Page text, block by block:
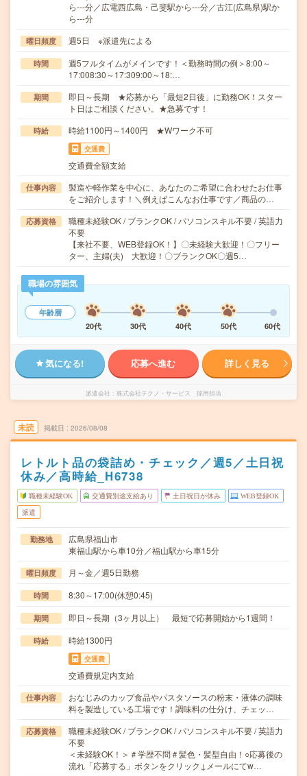
ら---分／広電西広島・己斐駅から---分／古江(広島県)駅か
ら---分
曜日頻度 週5日 ※派遣先による
時間
週5フルタイムがメインです！＜勤務時間の例＞8:00～
17:008:30～17:309:00～18:…
期間
即日～長期 ★応募から「最短2日後」に勤務OK！スター
ト日はご相談ください。★急募です！
時給 時給1100円～1400円 ★Wワーク不可
交通費
交通費全額支給
仕事内容
製造や軽作業を中心に、あなたのご希望に合わせたお仕事
をご紹介します！＼例えばこんなお仕事です／商品の…
応募資格
職種未経験OK / ブランクOK / パソコンスキル不要 / 英語力
不要
【来社不要、WEB登録OK！】〇未経験大歓迎！〇フリー
ター、主婦(夫) 大歓迎！〇ブランクOK〇週5…
職場の雰囲気
年齢層
20代
30代 40代 50代 60代
気になる! 応募へ進む 詳しく見る
派遣会社 株式会社テクノ・サービス 採用担当
未読 掲載日 2026/08/08
レトルト品の袋詰め・チェック／週5／土日祝
休み／高時給_H6738
職種未経験OK 交通費別途支給あり 土日祝日が休み WEB登録OK
派遣
勤務地
広島県福山市
東福山駅から車10分／福山駅から車15分
曜日頻度 月～金／週5日勤務
時間 8:30～17:00(休憩0:45)
期間 即日～長期（3ヶ月以上） 最短で応募開始から1週間！
時給 時給1300円
交通費
交通費規定内支給
仕事内容
おなじみのカップ食品やパスタソースの粉末・液体の調味
料を製造している工場です！調味料の仕分け、チェッ…
応募資格
職種未経験OK / ブランクOK / パソコンスキル不要 / 英語力
不要
＜未経験OK！＞＃学歴不問＃髪色・髪型自由！○応募後の
流れ「応募する」ボタンをクリック↓メールにてw…